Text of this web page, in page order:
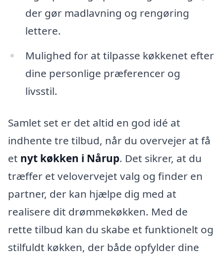
der gør madlavning og rengøring
lettere.
Mulighed for at tilpasse køkkenet efter
dine personlige præferencer og
livsstil.
Samlet set er det altid en god idé at
indhente tre tilbud, når du overvejer at få
et nyt køkken i Nårup. Det sikrer, at du
træffer et velovervejet valg og finder en
partner, der kan hjælpe dig med at
realisere dit drømmekøkken. Med de
rette tilbud kan du skabe et funktionelt og
stilfuldt køkken, der både opfylder dine